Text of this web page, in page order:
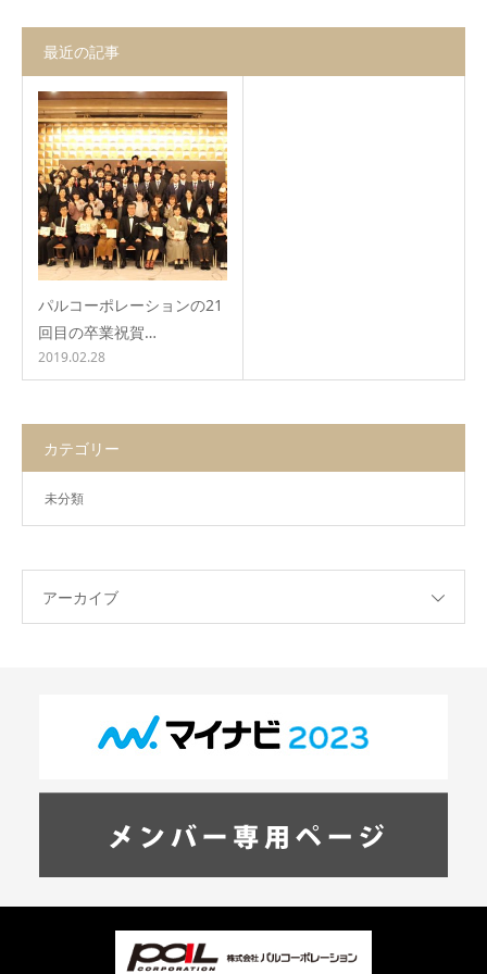
最近の記事
パルコーポレーションの21
回目の卒業祝賀…
2019.02.28
カテゴリー
未分類
アーカイブ